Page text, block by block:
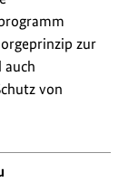
zur
von